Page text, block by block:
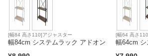
[幅84 高さ110]アジャスター
幅84cm システムラック アドオン
[幅64 高さ
幅64cm シ